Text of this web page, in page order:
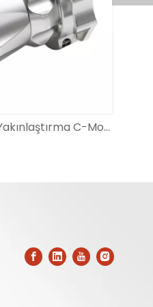
4K F18-F36mm Yakınlaştırma C-Mount Endoskop Bağlayıcı Adaptörü Optik Bağlayıcı